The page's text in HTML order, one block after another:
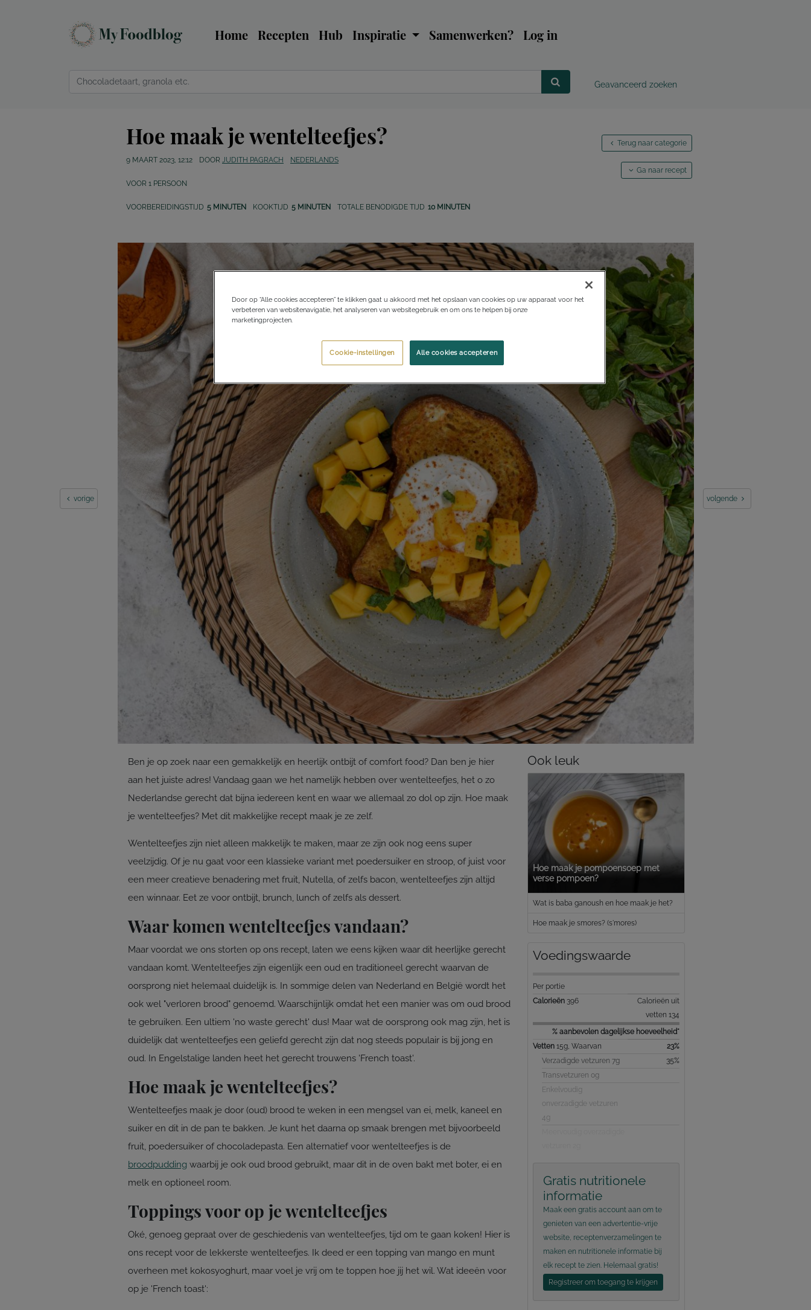
Home Recepten Hub Inspiratie Samenwerken? Log in
Geavanceerd zoeken
Hoe maak je wentelteefjes?
9 MAART 2023, 12:12 DOOR JUDITH PAGRACH NEDERLANDS
VOOR 1 PERSOON
VOORBEREIDINGSTIJD 5 MINUTEN KOOKTIJD 5 MINUTEN TOTALE BENODIGDE TIJD 10 MINUTEN
Terug naar categorie
Ga naar recept
vorige volgende
Ben je op zoek naar een gemakkelijk en heerlijk ontbijt of comfort food? Dan ben je hier
aan het juiste adres! Vandaag gaan we het namelijk hebben over wentelteefjes, het o zo
Nederlandse gerecht dat bijna iedereen kent en waar we allemaal zo dol op zijn. Hoe maak
je wentelteefjes? Met dit makkelijke recept maak je ze zelf.
Wentelteefjes zijn niet alleen makkelijk te maken, maar ze zijn ook nog eens super
veelzijdig. Of je nu gaat voor een klassieke variant met poedersuiker en stroop, of juist voor
een meer creatieve benadering met fruit, Nutella, of zelfs bacon, wentelteefjes zijn altijd
een winnaar. Eet ze voor ontbijt, brunch, lunch of zelfs als dessert.
Waar komen wentelteefjes vandaan?
Maar voordat we ons storten op ons recept, laten we eens kijken waar dit heerlijke gerecht
vandaan komt. Wentelteefjes zijn eigenlijk een oud en traditioneel gerecht waarvan de
oorsprong niet helemaal duidelijk is. In sommige delen van Nederland en België wordt het
ook wel "verloren brood" genoemd. Waarschijnlijk omdat het een manier was om oud brood
te gebruiken. Een ultiem 'no waste gerecht' dus! Maar wat de oorsprong ook mag zijn, het is
duidelijk dat wentelteefjes een geliefd gerecht zijn dat nog steeds populair is bij jong en
oud. In Engelstalige landen heet het gerecht trouwens 'French toast'.
Hoe maak je wentelteefjes?
Wentelteefjes maak je door (oud) brood te weken in een mengsel van ei, melk, kaneel en
suiker en dit in de pan te bakken. Je kunt het daarna op smaak brengen met bijvoorbeeld
fruit, poedersuiker of chocoladepasta. Een alternatief voor wentelteefjes is de
broodpudding waarbij je ook oud brood gebruikt, maar dit in de oven bakt met boter, ei en
melk en optioneel room.
Toppings voor op je wentelteefjes
Oké, genoeg gepraat over de geschiedenis van wentelteefjes, tijd om te gaan koken! Hier is
ons recept voor de lekkerste wentelteefjes. Ik deed er een topping van mango en munt
overheen met kokosyoghurt, maar voel je vrij om te toppen hoe jij het wil. Wat ideeën voor
op je 'French toast':
Ook leuk
Hoe maak je pompoensoep met
verse pompoen?
Wat is baba ganoush en hoe maak je het?
Hoe maak je smores? (s'mores)
Voedingswaarde
Per portie
Calorieën 396
Calorieën uit
vetten 134
% aanbevolen dagelijkse hoeveelheid*
Vetten 15g, Waarvan
23%
Verzadigde vetzuren 7g
35%
Transvetzuren 0g
Enkelvoudig
onverzadigde vetzuren
4g
Gratis nutritionele
informatie
Maak een gratis account aan om te
genieten van een advertentie-vrije
website, receptenverzamelingen te
maken en nutritionele informatie bij
elk recept te zien. Helemaal gratis!
Registreer om toegang te krijgen
Door op “Alle cookies accepteren” te klikken gaat u akkoord met het opslaan van cookies op uw apparaat voor het
verbeteren van websitenavigatie, het analyseren van websitegebruik en om ons te helpen bij onze
marketingprojecten.
Alle cookies accepteren
Cookie-instellingen